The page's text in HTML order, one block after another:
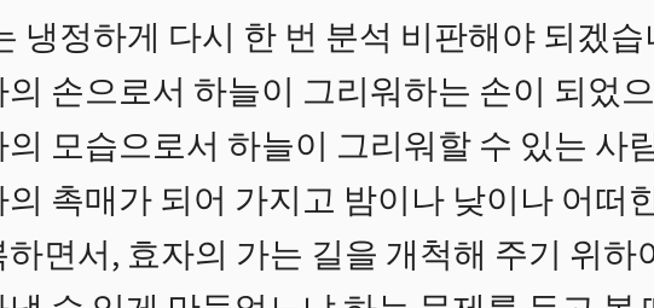
냉정하게 다시 한 번 분석 비판해야 되겠
손으로서 하늘이 그리워하는 손이 되었
모습으로서 하늘이 그리워할 수 있는 사
촉매가 되어 가지고 밤이나 낮이나 어떠
면서, 효자의 가는 길을 개척해 주기 위